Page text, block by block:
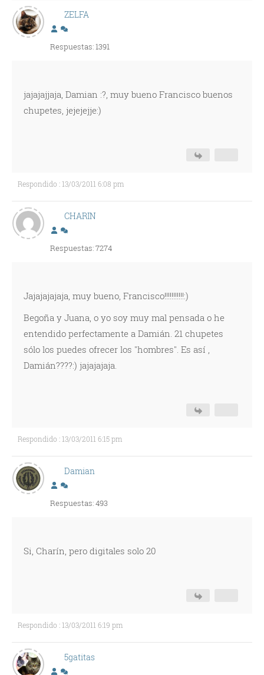
ZELFA
Respuestas: 1391
jajajajjaja, Damian :?, muy bueno Francisco buenos
chupetes, jejejejje:)
Respondido : 13/03/2011 6:08 pm
CHARIN
Respuestas: 7274
Jajajajajaja, muy bueno, Francisco!!!!!!!!!!!:)
Begoña y Juana, o yo soy muy mal pensada o he
entendido perfectamente a Damián. 21 chupetes
sólo los puedes ofrecer los "hombres". Es así ,
Damián????:) jajajajaja.
Respondido : 13/03/2011 6:15 pm
Damian
Respuestas: 493
Si, Charín, pero digitales solo 20
Respondido : 13/03/2011 6:19 pm
5gatitas